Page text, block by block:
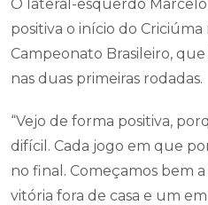
O lateral-esquerdo
positiva o início do Criciúma
Campeonato Brasileiro,
nas duas primeiras rodadas.
“Vejo de forma positiva,
difícil. Cada jogo em que
no final. Começamos bem
vitória fora de casa e um